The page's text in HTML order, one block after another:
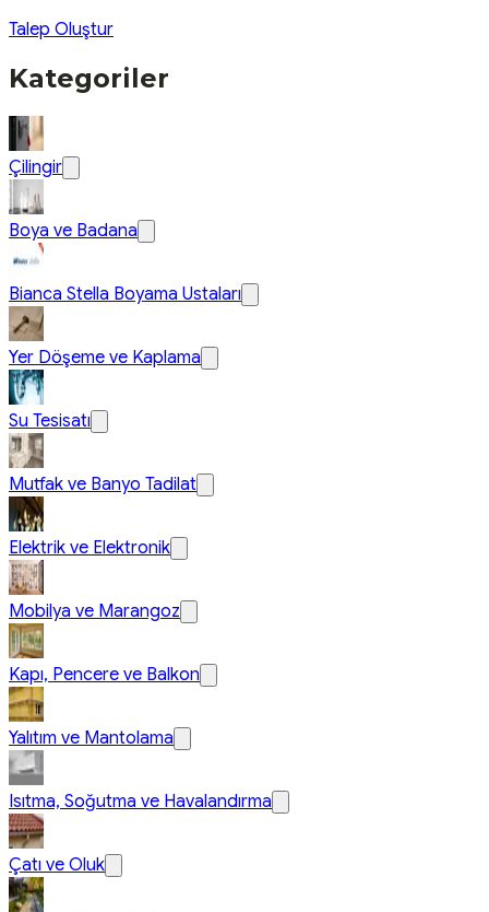
Talep Oluştur
Kategoriler
Çilingir
Boya ve Badana
Bianca Stella Boyama Ustaları
Yer Döşeme ve Kaplama
Su Tesisatı
Mutfak ve Banyo Tadilat
Elektrik ve Elektronik
Mobilya ve Marangoz
Kapı, Pencere ve Balkon
Yalıtım ve Mantolama
Isıtma, Soğutma ve Havalandırma
Çatı ve Oluk